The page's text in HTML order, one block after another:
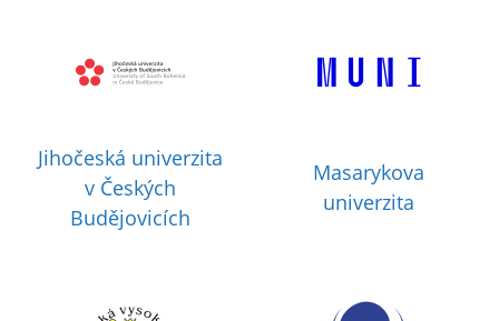
Jihočeská univerzita
v Českých
Budějovicích
Masarykova
univerzita